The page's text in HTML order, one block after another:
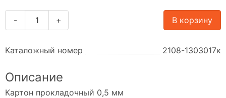
- + В корзину
Каталожный номер 2108-1303017к
Описание
Картон прокладочный 0,5 мм